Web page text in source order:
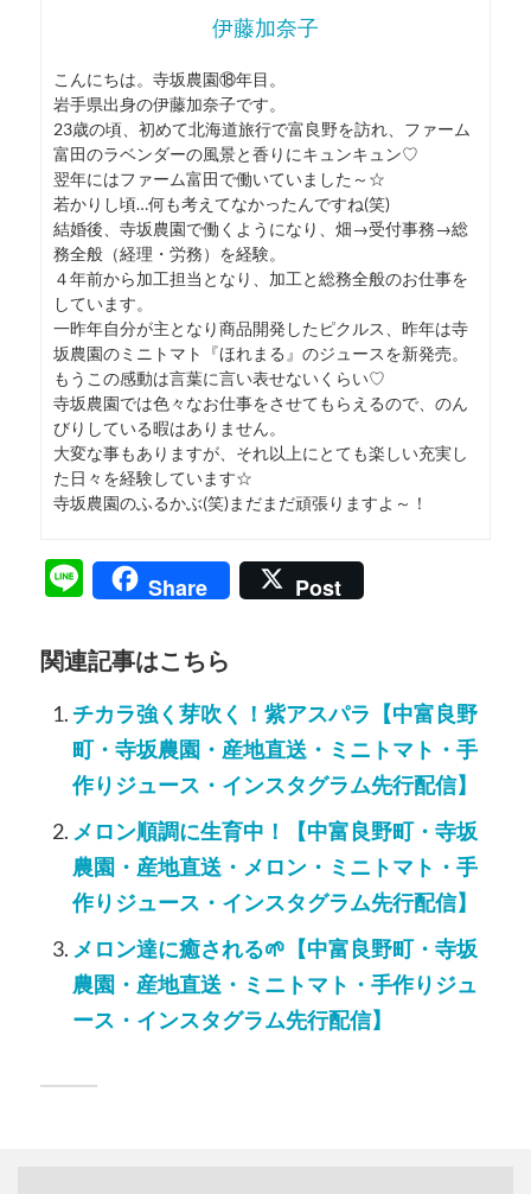
伊藤加奈子
こんにちは。寺坂農園⑱年目。
岩手県出身の伊藤加奈子です。
23歳の頃、初めて北海道旅行で富良野を訪れ、ファーム
富田のラベンダーの風景と香りにキュンキュン♡
翌年にはファーム富田で働いていました～☆
若かりし頃…何も考えてなかったんですね(笑)
結婚後、寺坂農園で働くようになり、畑→受付事務→総
務全般（経理・労務）を経験。
４年前から加工担当となり、加工と総務全般のお仕事を
しています。
一昨年自分が主となり商品開発したピクルス、昨年は寺
坂農園のミニトマト『ほれまる』のジュースを新発売。
もうこの感動は言葉に言い表せないくらい♡
寺坂農園では色々なお仕事をさせてもらえるので、のん
びりしている暇はありません。
大変な事もありますが、それ以上にとても楽しい充実し
た日々を経験しています☆
寺坂農園のふるかぶ(笑)まだまだ頑張りますよ～！
LineShare Post
関連記事はこちら
チカラ強く芽吹く！紫アスパラ【中富良野
町・寺坂農園・産地直送・ミニトマト・手
作りジュース・インスタグラム先行配信】
メロン順調に生育中！【中富良野町・寺坂
農園・産地直送・メロン・ミニトマト・手
作りジュース・インスタグラム先行配信】
メロン達に癒される🌱【中富良野町・寺坂
農園・産地直送・ミニトマト・手作りジュ
ース・インスタグラム先行配信】